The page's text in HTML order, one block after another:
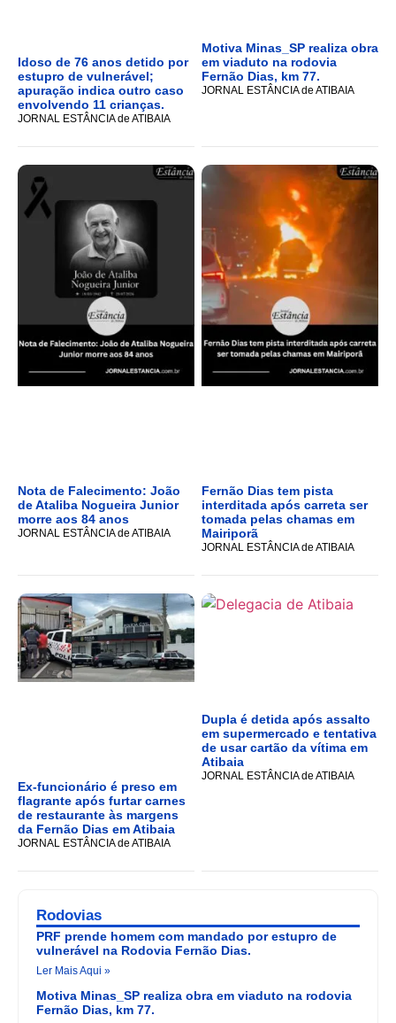
Idoso de 76 anos detido por
estupro de vulnerável;
apuração indica outro caso
envolvendo 11 crianças.
JORNAL ESTÂNCIA de ATIBAIA
Motiva Minas_SP realiza obra
em viaduto na rodovia
Fernão Dias, km 77.
JORNAL ESTÂNCIA de ATIBAIA
Nota de Falecimento: João
de Ataliba Nogueira Junior
morre aos 84 anos
JORNAL ESTÂNCIA de ATIBAIA
Fernão Dias tem pista
interditada após carreta ser
tomada pelas chamas em
Mairiporã
JORNAL ESTÂNCIA de ATIBAIA
Ex-funcionário é preso em
flagrante após furtar carnes
de restaurante às margens
da Fernão Dias em Atibaia
JORNAL ESTÂNCIA de ATIBAIA
Dupla é detida após assalto
em supermercado e tentativa
de usar cartão da vítima em
Atibaia
JORNAL ESTÂNCIA de ATIBAIA
Rodovias
PRF prende homem com mandado por estupro de
vulnerável na Rodovia Fernão Dias.
Ler Mais Aqui »
Motiva Minas_SP realiza obra em viaduto na rodovia
Fernão Dias, km 77.